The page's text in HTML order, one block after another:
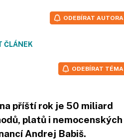
ČLÁNEK
ODEBÍRAT AUTORA
ODEBÍRAT TÉMA
příští rok je 50 miliard
platů i nemocenských
Andrej Babiš.